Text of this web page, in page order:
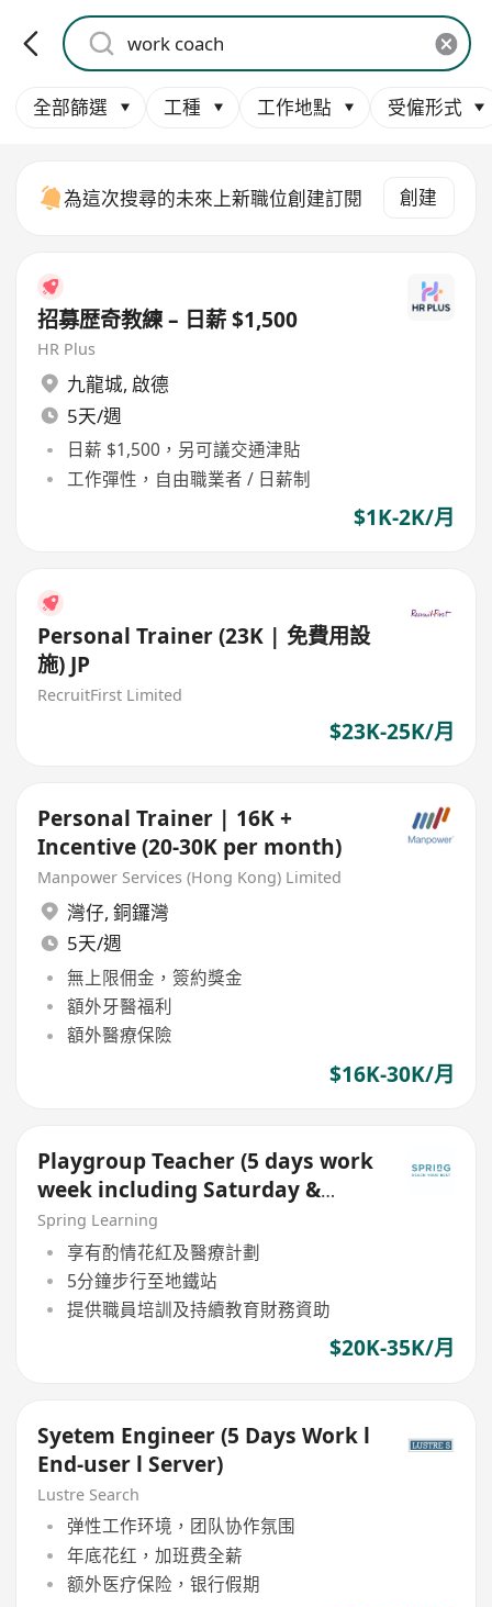
全部篩選 工種 工作地點 受僱形式
為這次搜尋的未來上新職位創建訂閱 創建
招募歴奇教練 – 日薪 $1,500
HR Plus
九龍城, 啟德
5天/週
日薪 $1,500，另可議交通津貼
工作彈性，自由職業者 / 日薪制
$1K-2K/月
Personal Trainer (23K | 免費用設
施) JP
RecruitFirst Limited
$23K-25K/月
Personal Trainer | 16K +
Incentive (20-30K per month)
Manpower Services (Hong Kong) Limited
灣仔, 銅鑼灣
5天/週
無上限佣金，簽約獎金
額外牙醫福利
額外醫療保險
$16K-30K/月
Playgroup Teacher (5 days work
week including Saturday &
Sunday)
Spring Learning
享有酌情花紅及醫療計劃
5分鐘步行至地鐵站
提供職員培訓及持續教育財務資助
$20K-35K/月
Syetem Engineer (5 Days Work l
End-user l Server)
Lustre Search
弹性工作环境，团队协作氛围
年底花红，加班费全薪
额外医疗保险，银行假期